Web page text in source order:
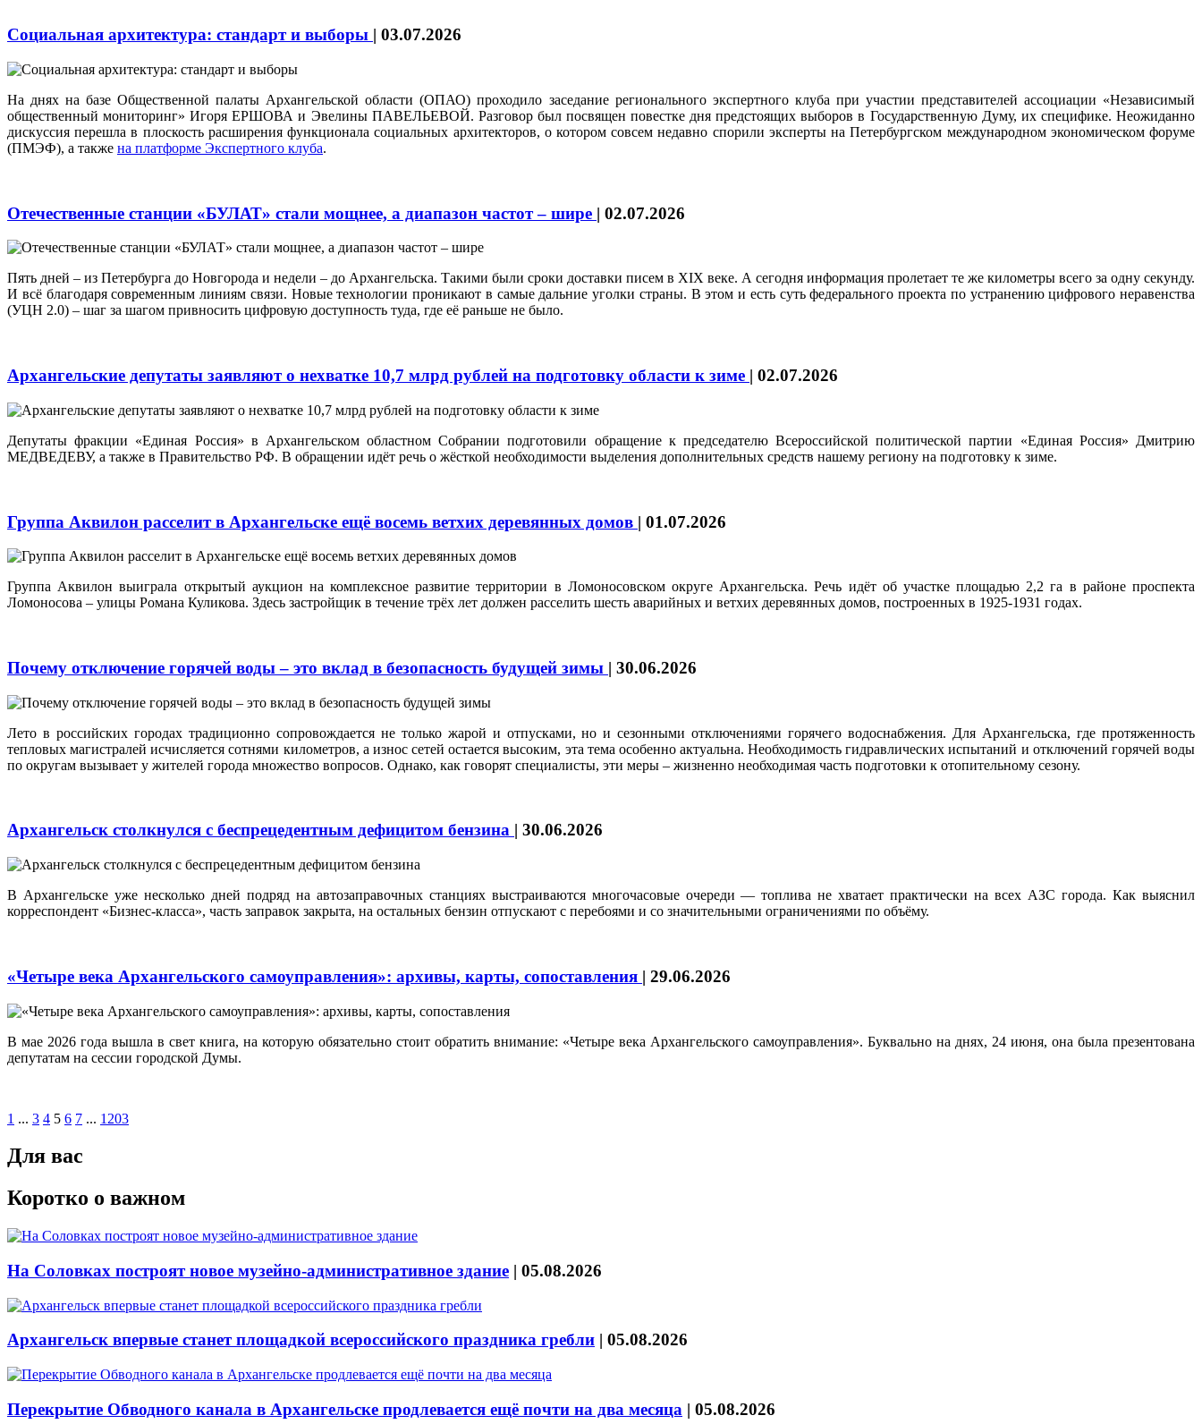
Социальная архитектура: стандарт и выборы | 03.07.2026
На днях на базе Общественной палаты Архангельской области (ОПАО) проходило заседание регионального экспертного клуба при участии представителей ассоциации «Независимый
общественный мониторинг» Игоря ЕРШОВА и Эвелины ПАВЕЛЬЕВОЙ. Разговор был посвящен повестке дня предстоящих выборов в Государственную Думу, их специфике. Неожиданно
дискуссия перешла в плоскость расширения функционала социальных архитекторов, о котором совсем недавно спорили эксперты на Петербургском международном экономическом форуме
(ПМЭФ), а также на платформе Экспертного клуба.
Отечественные станции «БУЛАТ» стали мощнее, а диапазон частот – шире | 02.07.2026
Пять дней – из Петербурга до Новгорода и недели – до Архангельска. Такими были сроки доставки писем в XIX веке. А сегодня информация пролетает те же километры всего за одну секунду.
И всё благодаря современным линиям связи. Новые технологии проникают в самые дальние уголки страны. В этом и есть суть федерального проекта по устранению цифрового неравенства
(УЦН 2.0) – шаг за шагом привносить цифровую доступность туда, где её раньше не было.
Архангельские депутаты заявляют о нехватке 10,7 млрд рублей на подготовку области к зиме | 02.07.2026
Депутаты фракции «Единая Россия» в Архангельском областном Собрании подготовили обращение к председателю Всероссийской политической партии «Единая Россия» Дмитрию
МЕДВЕДЕВУ, а также в Правительство РФ. В обращении идёт речь о жёсткой необходимости выделения дополнительных средств нашему региону на подготовку к зиме.
Группа Аквилон расселит в Архангельске ещё восемь ветхих деревянных домов | 01.07.2026
Группа Аквилон выиграла открытый аукцион на комплексное развитие территории в Ломоносовском округе Архангельска. Речь идёт об участке площадью 2,2 га в районе проспекта
Ломоносова – улицы Романа Куликова. Здесь застройщик в течение трёх лет должен расселить шесть аварийных и ветхих деревянных домов, построенных в 1925-1931 годах.
Почему отключение горячей воды – это вклад в безопасность будущей зимы | 30.06.2026
Лето в российских городах традиционно сопровождается не только жарой и отпусками, но и сезонными отключениями горячего водоснабжения. Для Архангельска, где протяженность
тепловых магистралей исчисляется сотнями километров, а износ сетей остается высоким, эта тема особенно актуальна. Необходимость гидравлических испытаний и отключений горячей воды
по округам вызывает у жителей города множество вопросов. Однако, как говорят специалисты, эти меры – жизненно необходимая часть подготовки к отопительному сезону.
Архангельск столкнулся с беспрецедентным дефицитом бензина | 30.06.2026
В Архангельске уже несколько дней подряд на автозаправочных станциях выстраиваются многочасовые очереди — топлива не хватает практически на всех АЗС города. Как выяснил
корреспондент «Бизнес-класса», часть заправок закрыта, на остальных бензин отпускают с перебоями и со значительными ограничениями по объёму.
«Четыре века Архангельского самоуправления»: архивы, карты, сопоставления | 29.06.2026
В мае 2026 года вышла в свет книга, на которую обязательно стоит обратить внимание: «Четыре века Архангельского самоуправления». Буквально на днях, 24 июня, она была презентована
депутатам на сессии городской Думы.
1 ... 3 4 5 6 7 ... 1203
Для вас
Коротко о важном
На Соловках построят новое музейно-административное здание | 05.08.2026
Архангельск впервые станет площадкой всероссийского праздника гребли | 05.08.2026
Перекрытие Обводного канала в Архангельске продлевается ещё почти на два месяца | 05.08.2026